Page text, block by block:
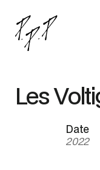
Les
Date
2022